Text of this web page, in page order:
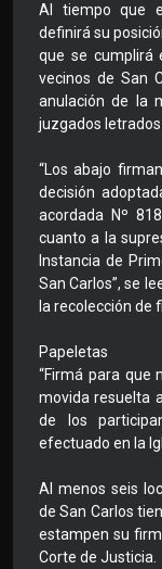
Al tiempo que
definirá su
que se cumplirá
vecinos de San
anulación de la
juzgados
“Los abajo
decisión
acordada Nº
cuanto a la
Instancia de
San Carlos”, se
la recolección de
Papeletas
“Firmá para que
movida resuelta
de los
efectuado en la
Al menos seis
de San Carlos
estampen su
Corte de Justicia.